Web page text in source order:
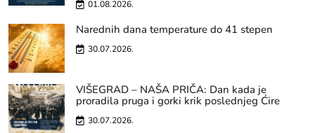
01.08.2026.
Narednih dana temperature do 41 stepen
30.07.2026.
VIŠEGRAD – NAŠA PRIČA: Dan kada je
proradila pruga i gorki krik poslednjeg Ćire
30.07.2026.